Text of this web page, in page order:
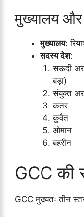
मुख्यालय
मुख्यालय:
सदस्य देश:
सऊदी
बड़ा)
संयुक्त
कतर
कुवैत
ओमान
बहरीन
GCC की
GCC मुख्यतः तीन